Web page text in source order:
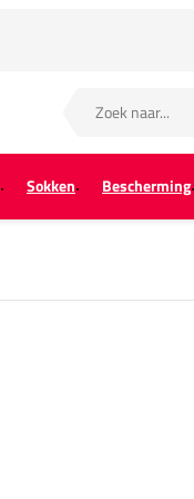
Sokken Bescherming